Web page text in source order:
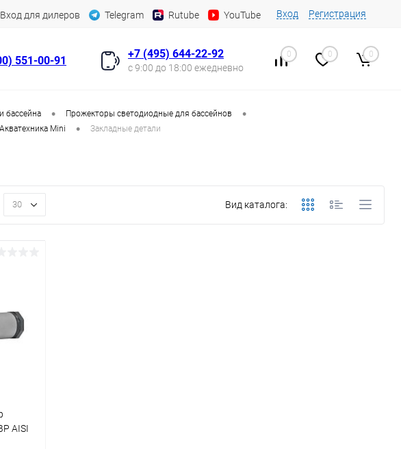
Вход для дилеров Telegram Rutube YouTube Вход Регистрация
551-00-91
+7 (495) 644-22-92
с 9:00 до 18:00 ежедневно
0 0 0
бассейна • Прожекторы светодиодные для бассейнов •
Mini • Закладные детали
30 Вид каталога:
AISI